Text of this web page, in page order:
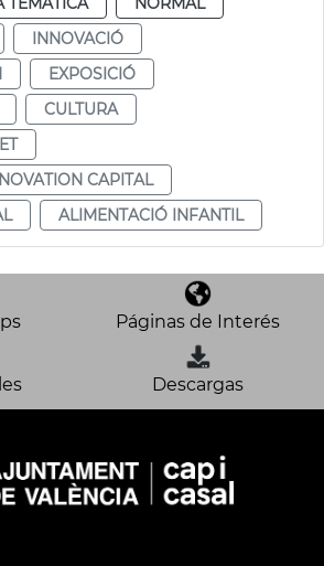
INNOVACIÓ
EXPOSICIÓ
CULTURA
CAPITAL
ALIMENTACIÓ INFANTIL
Páginas de Interés
Descargas